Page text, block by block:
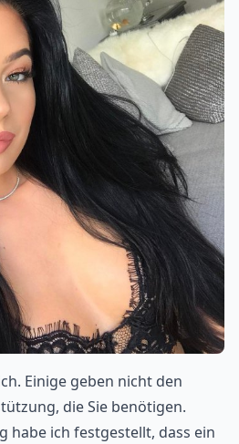
Einige geben nicht den
die Sie benötigen.
habe ich festgestellt, dass ein